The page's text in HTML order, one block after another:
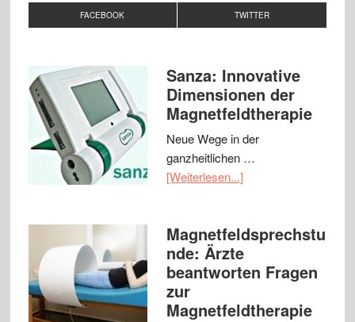
FACEBOOK TWITTER
Sanza: Innovative
Dimensionen der
Magnetfeldtherapie
Neue Wege in der
ganzheitlichen …
[Weiterlesen...]
Magnetfeldsprechstu
nde: Ärzte
beantworten Fragen
zur
Magnetfeldtherapie